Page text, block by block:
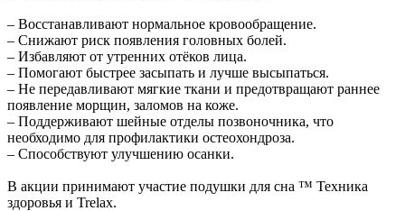
– Восстанавливают нормальное кровообращение.
– Снижают риск появления головных болей.
– Избавляют от утренних отёков лица.
– Помогают быстрее засыпать и лучше высыпаться.
– Не передавливают мягкие ткани и предотвращают раннее
появление морщин, заломов на коже.
– Поддерживают шейные отделы позвоночника, что
необходимо для профилактики остеохондроза.
– Способствуют улучшению осанки.
В акции принимают участие подушки для сна ™ Техника
здоровья и Trelax.